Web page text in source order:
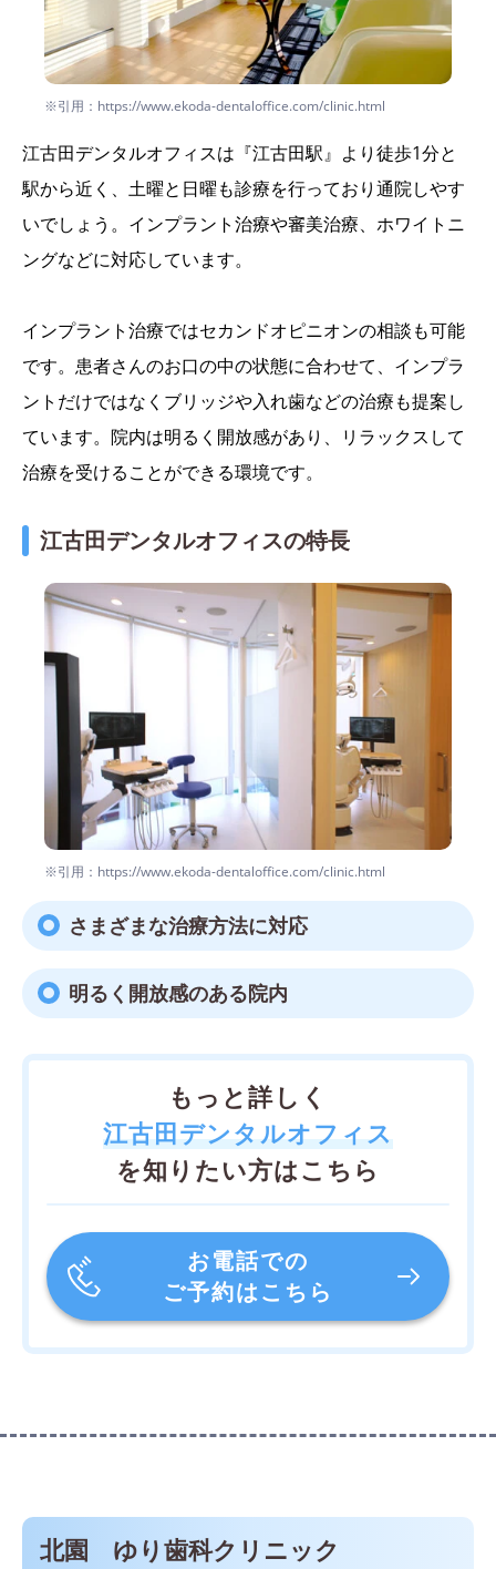
※引用：https://www.ekoda-dentaloffice.com/clinic.html
江古田デンタルオフィスは『江古田駅』より徒歩1分と
駅から近く、土曜と日曜も診療を行っており通院しやす
いでしょう。インプラント治療や審美治療、ホワイトニ
ングなどに対応しています。
インプラント治療ではセカンドオピニオンの相談も可能
です。患者さんのお口の中の状態に合わせて、インプラ
ントだけではなくブリッジや入れ歯などの治療も提案し
ています。院内は明るく開放感があり、リラックスして
治療を受けることができる環境です。
江古田デンタルオフィスの特長
※引用：https://www.ekoda-dentaloffice.com/clinic.html
さまざまな治療方法に対応
明るく開放感のある院内
もっと詳しく
江古田デンタルオフィス
を知りたい方はこちら
お電話での
ご予約はこちら
北園 ゆり歯科クリニック